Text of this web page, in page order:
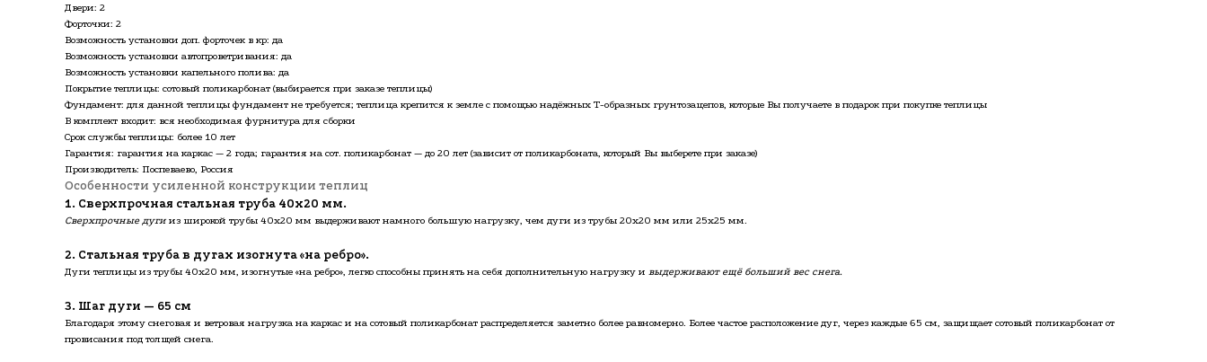
Двери: 2
Форточки: 2
Возможность установки доп. форточек в кр: да
Возможность установки автопроветривания: да
Возможность установки капельного полива: да
Покрытие теплицы: сотовый поликарбонат (выбирается при заказе теплицы)
Фундамент: для данной теплицы фундамент не требуется; теплица крепится к земле с помощью надёжных Т-образных грунтозацепов, которые Вы получаете в подарок при покупке теплицы
В комплект входит: вся необходимая фурнитура для сборки
Срок службы теплицы: более 10 лет
Гарантия: гарантия на каркас — 2 года; гарантия на сот. поликарбонат — до 20 лет (зависит от поликарбоната, который Вы выберете при заказе)
Производитель: Поспеваево, Россия
Особенности усиленной конструкции теплиц
1. Сверхпрочная стальная труба 40х20 мм.
Сверхпрочные дугииз широкой трубы 40х20 мм выдерживают намного большую нагрузку, чем дуги из трубы 20х20 мм или 25х25 мм.
2. Стальная труба в дугах изогнута «на ребро».
Дуги теплицы из трубы 40х20 мм, изогнутые «на ребро», легко способны принять на себя дополнительную нагрузку и выдерживают ещё больший вес снега.
3. Шаг дуги — 65 см
Благодаря этому снеговая и ветровая нагрузка на каркас и на сотовый поликарбонат распределяется заметно более равномерно. Более частое расположение дуг, через каждые 65 см, защищает сотовый поликарбонат от
провисания под толщей снега.